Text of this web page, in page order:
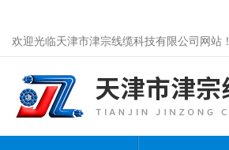
欢迎光临天津市津宗线缆科技有限公司网站！